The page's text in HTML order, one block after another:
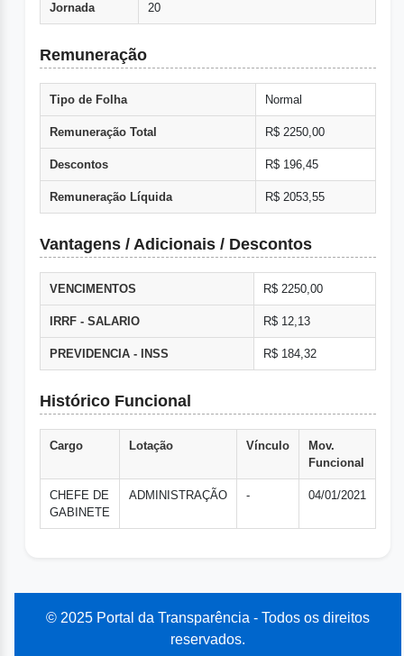
Jornada 20
Remuneração
Tipo de Folha Normal
Remuneração Total R$ 2250,00
Descontos R$ 196,45
Remuneração Líquida R$ 2053,55
Vantagens / Adicionais / Descontos
VENCIMENTOS R$ 2250,00
IRRF - SALARIO R$ 12,13
PREVIDENCIA - INSS R$ 184,32
Histórico Funcional
Cargo Lotação Vínculo
Mov.
Funcional
CHEFE DE
GABINETE
ADMINISTRAÇÃO - 04/01/2021
© 2025 Portal da Transparência - Todos os direitos
reservados.